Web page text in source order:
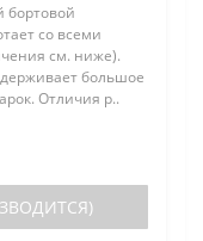
со всеми
см. ниже).
большое
Отличия р..